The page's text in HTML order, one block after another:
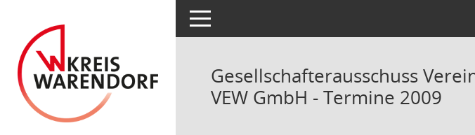
Toggle navigation
Gesellschafterausschuss
VEW GmbH - Termine 2009